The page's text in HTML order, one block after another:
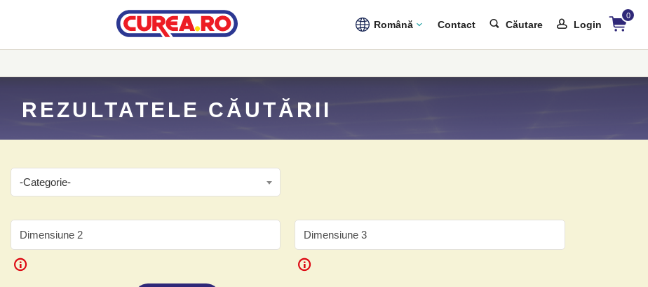
Română Contact Căutare Login
0
REZULTATELE CĂUTĂRII
-Categorie-